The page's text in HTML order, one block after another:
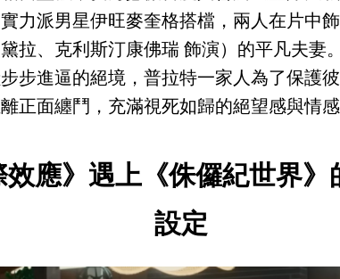
實力派男星伊旺麥奎格搭檔，兩人在片中
拉、克利斯汀康佛瑞 飾演）的平凡夫妻
步進逼的絕境，普拉特一家人為了保護
正面纏鬥，充滿視死如歸的絕望感與情感
效應》遇上《侏儸紀世界》
設定